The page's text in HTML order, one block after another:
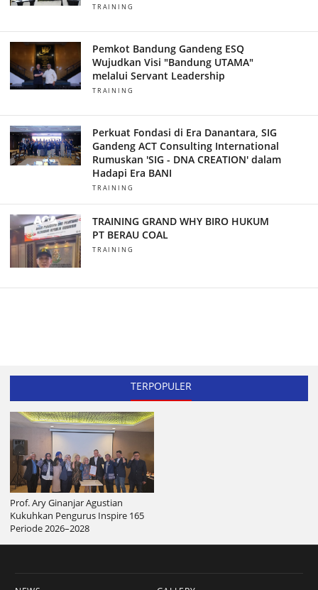
TRAINING
Pemkot Bandung Gandeng ESQ
Wujudkan Visi "Bandung UTAMA"
melalui Servant Leadership
TRAINING
Perkuat Fondasi di Era Danantara, SIG
Gandeng ACT Consulting International
Rumuskan 'SIG - DNA CREATION' dalam
Hadapi Era BANI
TRAINING
TRAINING GRAND WHY BIRO HUKUM
PT BERAU COAL
TRAINING
TERPOPULER
Prof. Ary Ginanjar Agustian
Kukuhkan Pengurus Inspire 165
Periode 2026–2028